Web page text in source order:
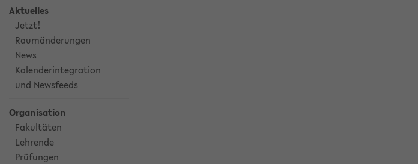
Aktuelles
Jetzt!
Raumänderungen
News
Kalenderintegration
und Newsfeeds
Organisation
Fakultäten
Lehrende
Prüfungen